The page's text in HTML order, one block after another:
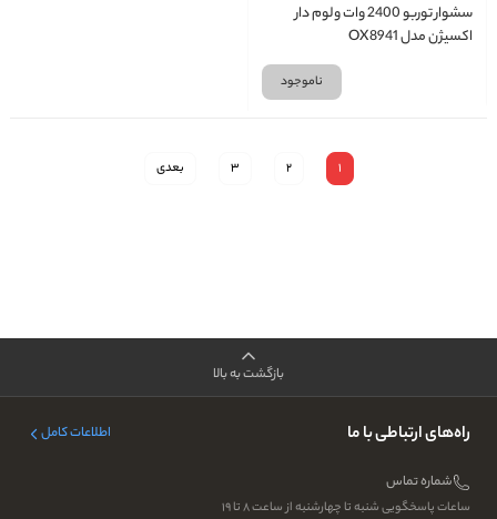
سشوار توربو 2400 وات ولوم دار
اکسیژن مدل OX8941
ناموجود
1
2
3 بعدی
بازگشت به بالا
راه‌های ارتباطی با ما اطلاعات کامل
شماره تماس
ساعات پاسخگویی شنبه تا چهارشنبه از ساعت ۸ تا ۱۹